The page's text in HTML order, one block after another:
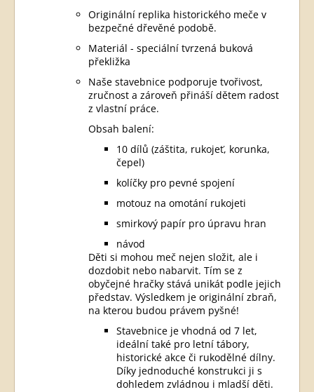
Originální replika historického meče v
bezpečné dřevěné podobě.
Materiál - speciální tvrzená buková
překližka
Naše stavebnice podporuje tvořivost,
zručnost a zároveň přináší dětem radost
z vlastní práce.
Obsah balení:
10 dílů (záštita, rukojeť, korunka,
čepel)
kolíčky pro pevné spojení
motouz na omotání rukojeti
smirkový papír pro úpravu hran
návod
Děti si mohou meč nejen složit, ale i
dozdobit nebo nabarvit. Tím se z
obyčejné hračky stává unikát podle jejich
představ. Výsledkem je originální zbraň,
na kterou budou právem pyšné!
Stavebnice je vhodná od 7 let,
ideální také pro letní tábory,
historické akce či rukodělné dílny.
Díky jednoduché konstrukci ji s
dohledem zvládnou i mladší děti.